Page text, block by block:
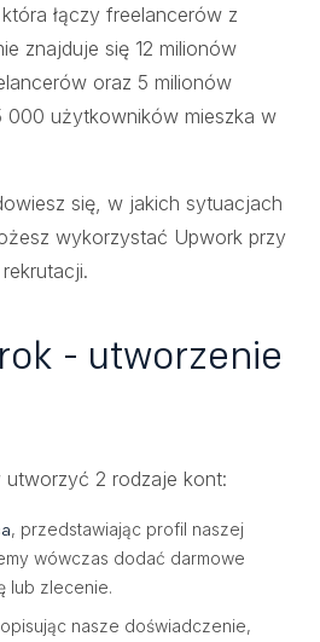
łączy freelancerów z
znajduje się 12 milionów
oraz 5 milionów
000 użytkowników mieszka w
się, w jakich sytuacjach
wykorzystać Upwork przy
- utworzenie
2 rodzaje kont:
, przedstawiając profil naszej
wówczas dodać darmowe
lub zlecenie.
nasze doświadczenie,